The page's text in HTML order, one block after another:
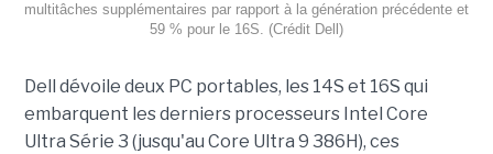
multitâches supplémentaires par rapport à la génération précédente et
59 % pour le 16S. (Crédit Dell)
Dell dévoile deux PC portables, les 14S et 16S qui
embarquent les derniers processeurs Intel Core
Ultra Série 3 (jusqu'au Core Ultra 9 386H), ces